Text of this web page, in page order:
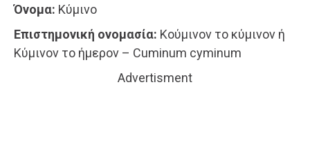
Όνομα: Κύμινο
Επιστημονική ονομασία: Κούμινον το κύμινον ή
Κύμινον το ήμερον – Cuminum cyminum
Advertisment